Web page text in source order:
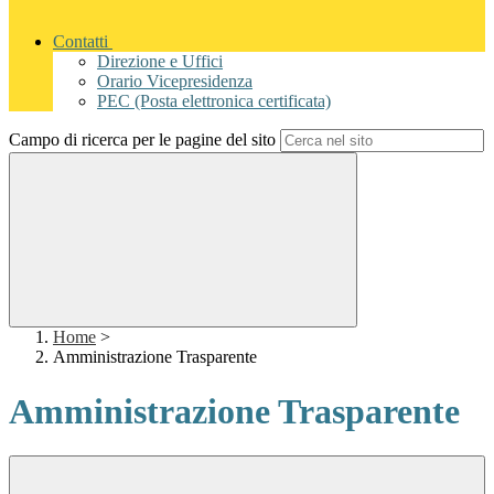
Contatti
Direzione e Uffici
Orario Vicepresidenza
PEC (Posta elettronica certificata)
Campo di ricerca per le pagine del sito
Home >
Amministrazione Trasparente
Amministrazione Trasparente